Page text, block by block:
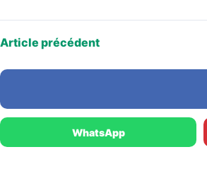
Article précédent
WhatsApp